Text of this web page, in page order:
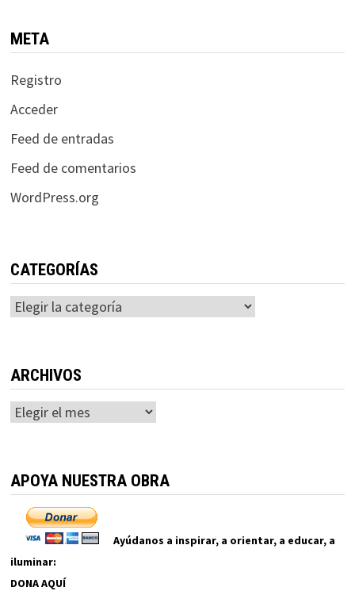
META
Registro
Acceder
Feed de entradas
Feed de comentarios
WordPress.org
CATEGORÍAS
Categorías
ARCHIVOS
Archivos
APOYA NUESTRA OBRA
Ayúdanos a inspirar, a orientar, a educar, a
iluminar:
DONA AQUÍ